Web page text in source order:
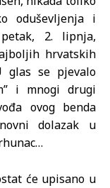
oduševljenja i
2. lipnja,
hrvatskih
glas se pjevalo
i mnogi drugi
ovog benda
dolazak u
će upisano u